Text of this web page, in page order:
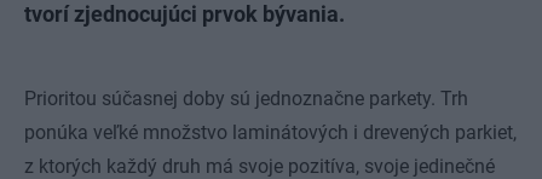
tvorí zjednocujúci prvok bývania.
Prioritou súčasnej doby sú jednoznačne parkety. Trh
ponúka veľké množstvo laminátových i drevených parkiet,
z ktorých každý druh má svoje pozitíva, svoje jedinečné